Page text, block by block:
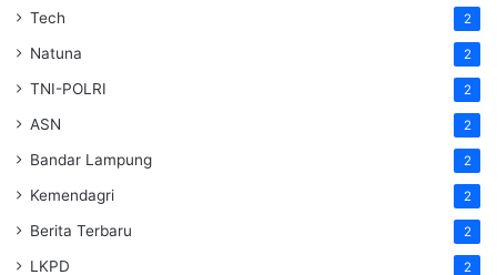
Tech 2
Natuna 2
TNI-POLRI 2
ASN 2
Bandar Lampung 2
Kemendagri 2
Berita Terbaru 2
LKPD 2